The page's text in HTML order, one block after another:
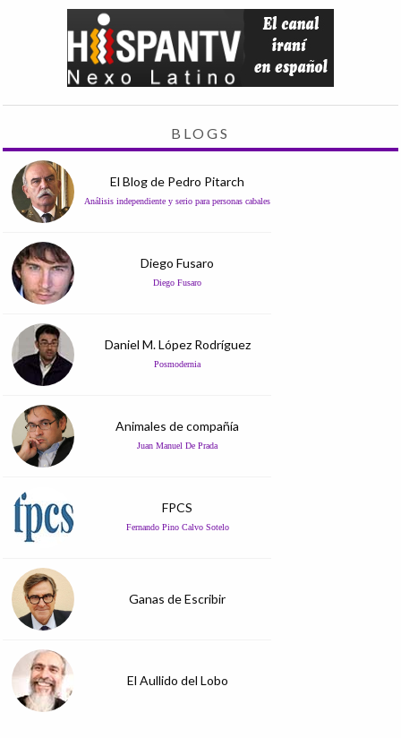
BLOGS
El Blog de Pedro Pitarch
Análisis independiente y serio para personas cabales
Diego Fusaro
Diego Fusaro
Daniel M. López Rodríguez
Posmodernia
Animales de compañía
Juan Manuel De Prada
FPCS
Fernando Pino Calvo Sotelo
Ganas de Escribir
El Aullido del Lobo